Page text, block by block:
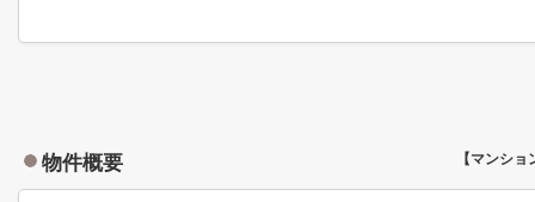
物件概要 【マンショ